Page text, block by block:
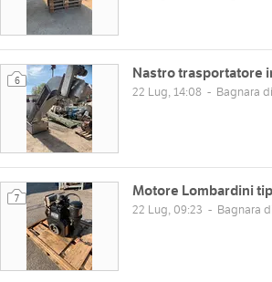
6 Nastro trasportatore
22 Lug, 14:08 - Bagnara
7 Motore Lombardini
22 Lug, 09:23 - Bagnara